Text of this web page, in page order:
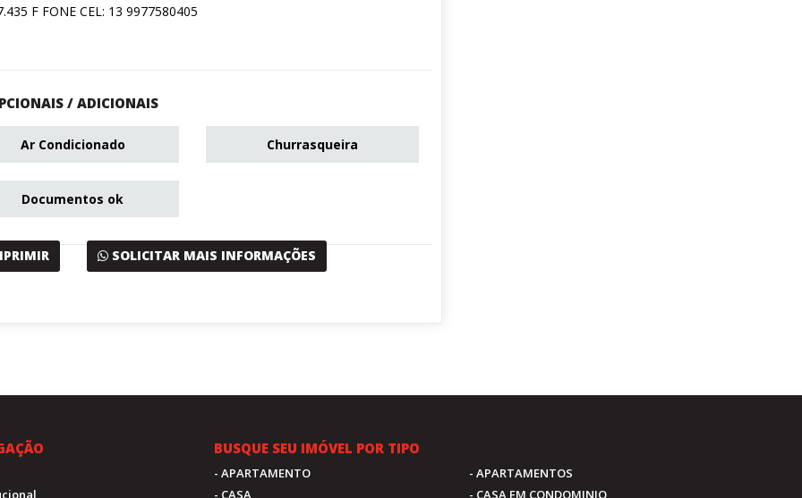
F FONE CEL: 13 9977580405
/ ADICIONAIS
Ar Condicionado Churrasqueira
Documentos ok
SOLICITAR MAIS INFORMAÇÕES
BUSQUE SEU IMÓVEL POR TIPO
- APARTAMENTO
- APARTAMENTOS
- CASA
- CASA EM CONDOMINIO